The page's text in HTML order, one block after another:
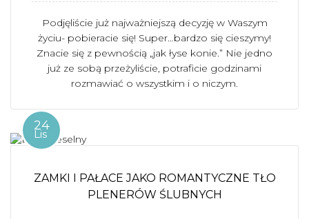
Podjęliście już najważniejszą decyzję w Waszym
życiu- pobieracie się! Super…bardzo się cieszymy!
Znacie się z pewnością „jak łyse konie.” Nie jedno
już ze sobą przeżyliście, potraficie godzinami
rozmawiać o wszystkim i o niczym.
24
Lis
ZAMKI I PAŁACE JAKO ROMANTYCZNE TŁO
PLENERÓW ŚLUBNYCH